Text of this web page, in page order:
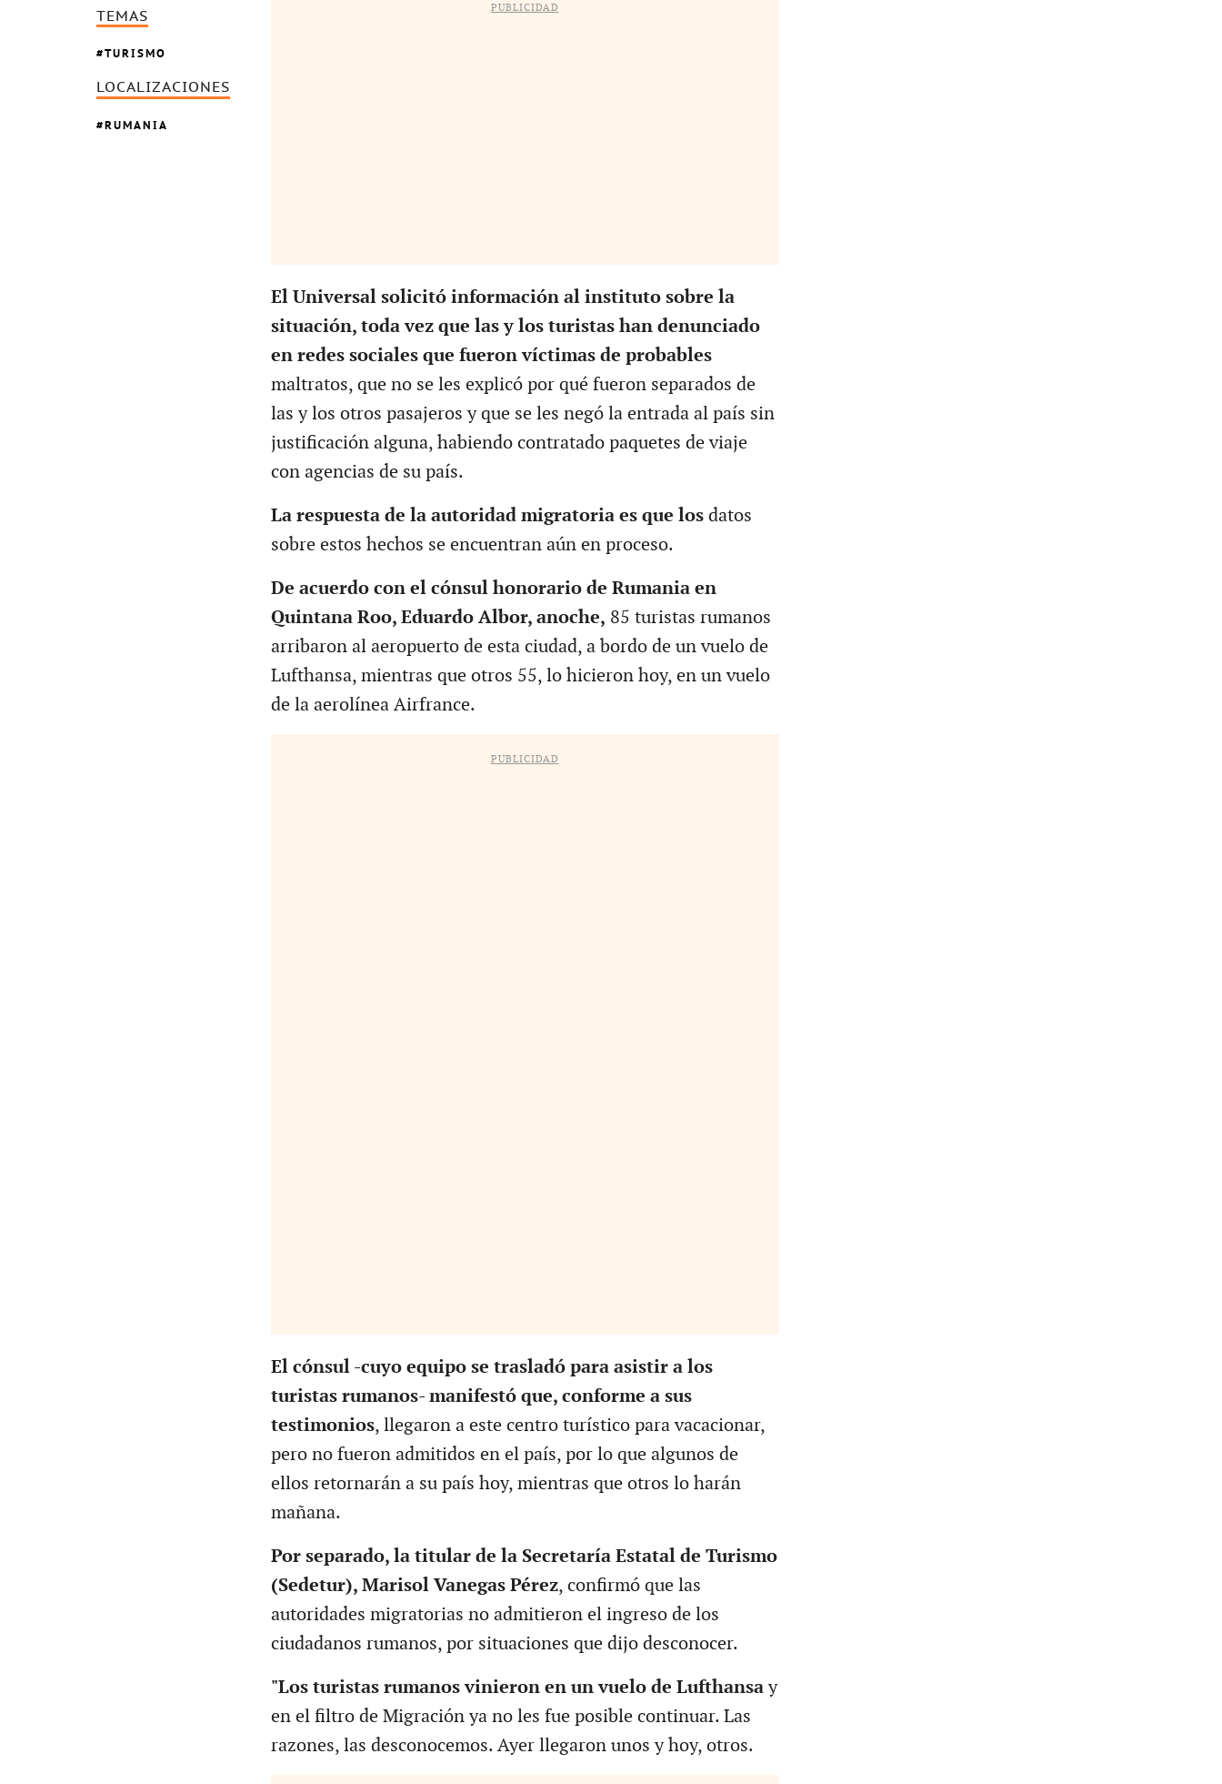
TEMAS
TURISMO
LOCALIZACIONES
RUMANIA
PUBLICIDAD
El Universal solicitó información al instituto sobre la
situación, toda vez que las y los turistas han denunciado
en redes sociales que fueron víctimas de probables
maltratos, que no se les explicó por qué fueron separados de
las y los otros pasajeros y que se les negó la entrada al país sin
justificación alguna, habiendo contratado paquetes de viaje
con agencias de su país.
La respuesta de la autoridad migratoria es que losdatos
sobre estos hechos se encuentran aún en proceso.
De acuerdo con el cónsul honorario de Rumania en
Quintana Roo, Eduardo Albor, anoche, 85 turistas rumanos
arribaron al aeropuerto de esta ciudad, a bordo de un vuelo de
Lufthansa, mientras que otros 55, lo hicieron hoy, en un vuelo
de la aerolínea Airfrance.
PUBLICIDAD
El cónsul -cuyo equipo se trasladó para asistir a los
turistas rumanos- manifestó que, conforme a sus
testimonios, llegaron a este centro turístico para vacacionar,
pero no fueron admitidos en el país, por lo que algunos de
ellos retornarán a su país hoy, mientras que otros lo harán
mañana.
Por separado, la titular de la Secretaría Estatal de Turismo
(Sedetur), Marisol Vanegas Pérez, confirmó que las
autoridades migratorias no admitieron el ingreso de los
ciudadanos rumanos, por situaciones que dijo desconocer.
"Los turistas rumanos vinieron en un vuelo de Lufthansay
en el filtro de Migración ya no les fue posible continuar. Las
razones, las desconocemos. Ayer llegaron unos y hoy, otros.